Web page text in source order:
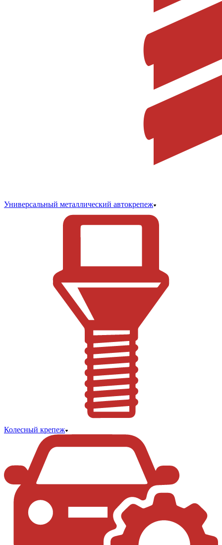
Универсальный металлический автокрепеж
Колесный крепеж